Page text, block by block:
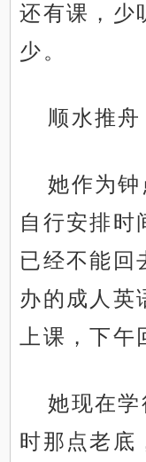
还有课，少
少。
顺水推舟
她作为
自行安排时
已经不能回
办的成人英
上课，下午
她现在
时那点老底